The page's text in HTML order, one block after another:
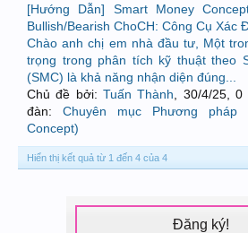
[Hướng Dẫn] Smart Money
Bullish/Bearish ChoCH: Công Cụ Xác
Chào anh chị em nhà đầu tư, Một
trọng trong phân tích kỹ thuật theo
(SMC) là khả năng nhận diện đúng...
Chủ đề bởi:Tuấn Thành 30/4/25, 0
đàn: Chuyên mục Phương pháp
Concept)
Hiển thị kết quả từ 1 đến 4 của 4
Đăng ký!